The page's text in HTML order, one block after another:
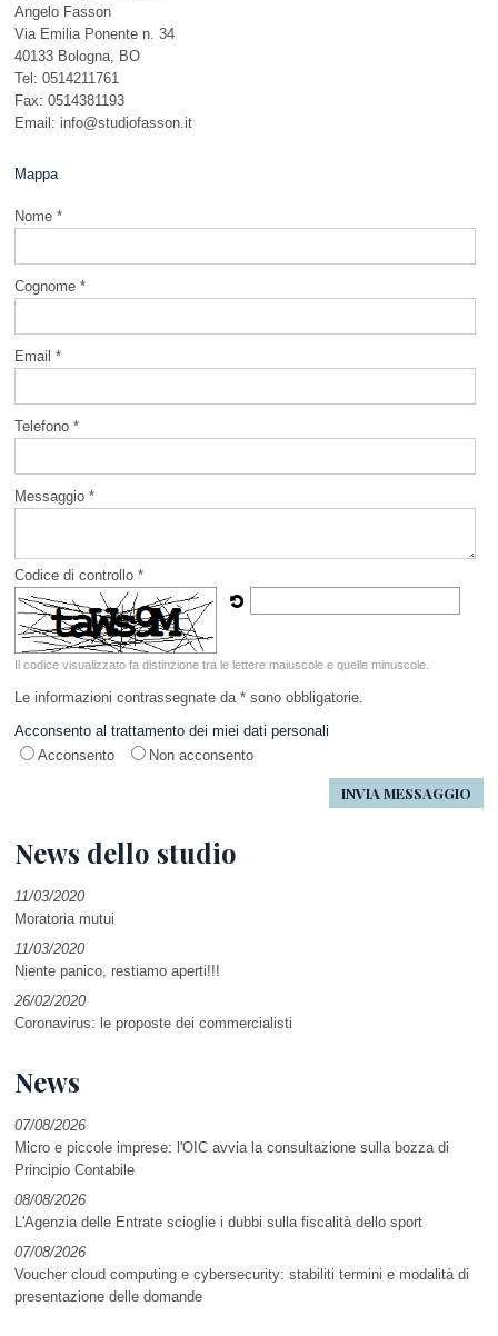
Angelo Fasson
Via Emilia Ponente n. 34
40133 Bologna, BO
Tel:0514211761
Fax:0514381193
Email: info@studiofasson.it
Mappa
Nome *
Cognome *
Email *
Telefono *
Messaggio *
Codice di controllo *
Il codice visualizzato fa distinzione tra le lettere maiuscole e quelle minuscole.
Le informazioni contrassegnate da * sono obbligatorie.
Acconsento al trattamento dei miei dati personali
Acconsento
Non acconsento
News dello studio
11/03/2020
Moratoria mutui
11/03/2020
Niente panico, restiamo aperti!!!
26/02/2020
Coronavirus: le proposte dei commercialisti
News
07/08/2026
Micro e piccole imprese: l'OIC avvia la consultazione sulla bozza di
Principio Contabile
08/08/2026
L'Agenzia delle Entrate scioglie i dubbi sulla fiscalità dello sport
07/08/2026
Voucher cloud computing e cybersecurity: stabiliti termini e modalità di
presentazione delle domande